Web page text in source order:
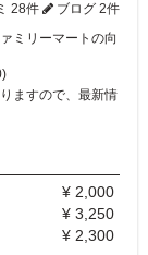
28件
ブログ 2件
ミリーマートの向
ますので、最新情
¥ 2,000
¥ 3,250
¥ 2,300